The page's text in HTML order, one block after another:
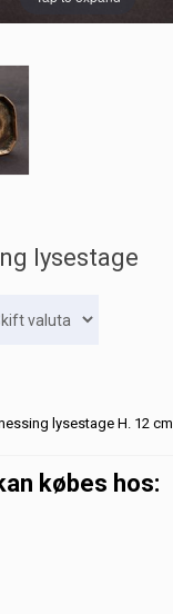
lysestage
lysestage H. 12
købes hos: